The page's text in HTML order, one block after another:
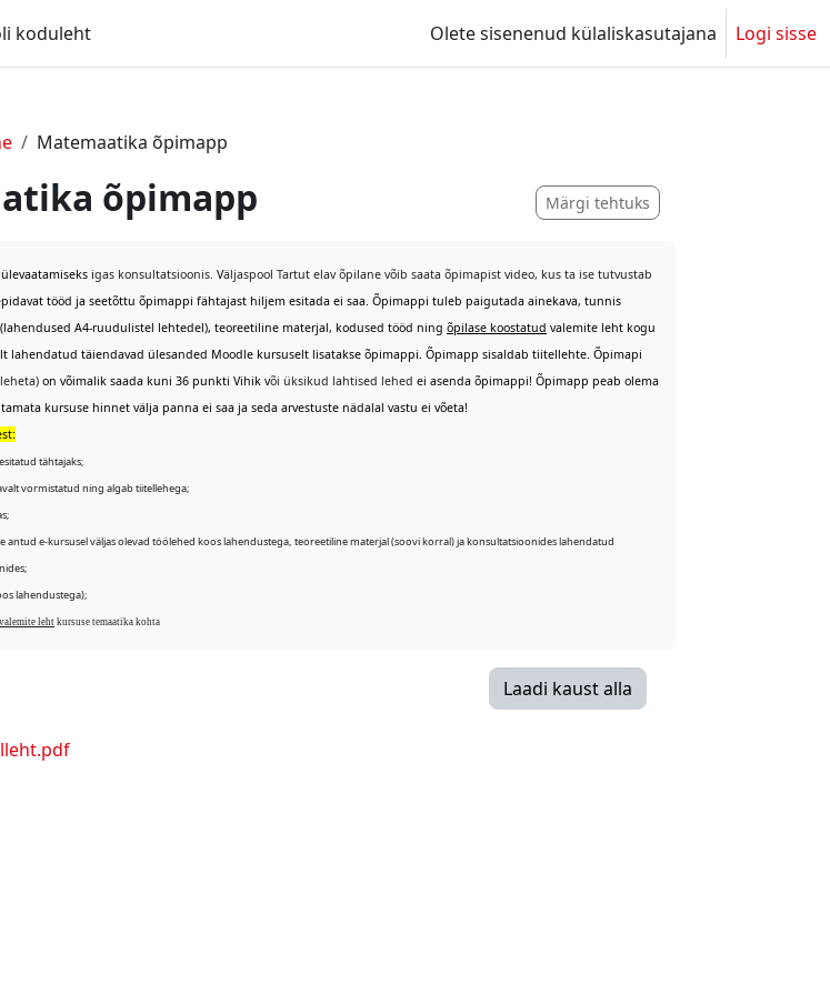
koduleht Olete sisenenud külaliskasutajana Logi sisse
Matemaatika õpimapp
õpimapp Märgi tehtuks
igas konsultatsioonis.Väljaspool Tartut elav õpilane võib saata õpimapist video, kus ta ise tutvustab
tööd ja seetõttu õpimappi fähtajast hiljem esitada ei saa. Õpimappi tuleb paigutada ainekava, tunnis
A4-ruudulistel lehtedel), teoreetiline materjal, kodused tööd ningõpilase koostatud valemite leht kogu
lahendatud täiendavad ülesanded Moodle kursuselt lisatakse õpimappi. Õpimapp sisaldab tiitellehte. Õpimapi
on võimalik saada kuni 36 punkti Vihik või üksikud lahtised lehedei asenda õpimappi! Õpimapp peab olema
kursuse hinnet välja panna ei saa ja seda arvestuste nädalal vastu ei võeta!
tähtajaks;
vormistatud ning algab tiitellehega;
antud e-kursusel väljas olevad töölehed koos lahendustega, teoreetiline materjal (soovi korral) ja konsultatsioonides lahendatud
lahendustega);
leht kursuse temaatika kohta
Laadi kaust alla